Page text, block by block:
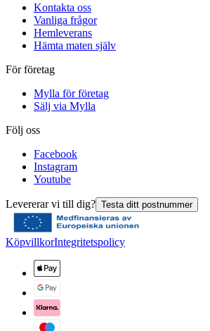
Kontakta oss
Vanliga frågor
Hemleverans
Hämta maten själv
För företag
Mylla för företag
Sälj via Mylla
Följ oss
Facebook
Instagram
Youtube
Levererar vi till dig? Testa ditt postnummer
KöpvillkorIntegritetspolicy